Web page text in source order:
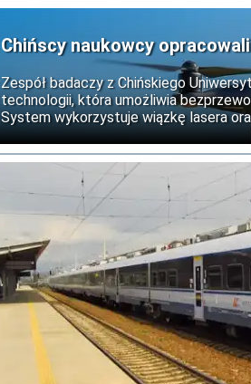
Chińscy naukowcy
Zespół badaczy z Chińskiego
technologii, która umożliwia
System wykorzystuje wiązkę lasera
perowskitowych i materiale
czas pracy bezzałogowych statków